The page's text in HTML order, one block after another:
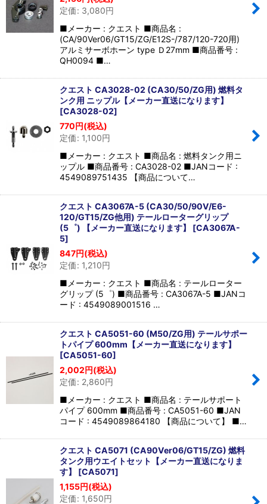
定価: 3,080円
■メーカー : クエスト ■商品名 :
(CA/90Ver06/GT15/ZG/E12S-/787/120-720用)
アルミサーボホーン type Ｄ27mm ■商品番号 :
QH0094 ■…
クエスト CA3028-02 (CA30/50/ZG用) 燃料タ
ンク用 ニップル【メーカー直送になります】
[CA3028-02]
770円(税込)
定価: 1,100円
■メーカー : クエスト ■商品名 : 燃料タンク用ニ
ップル ■商品番号 : CA3028-02 ■JANコード :
4549089751435 【商品について…
クエスト CA3067A-5 (CA30/50/90V/E6-
120/GT15/ZG他用) テールローターグリップ
(5゜) 【メーカー直送になります】
[CA3067A-
5]
847円(税込)
定価: 1,210円
■メーカー : クエスト ■商品名 : テールローター
グリップ (5゜) ■商品番号 : CA3067A-5 ■JANコ
ード : 4549089001516 …
クエスト CA5051-60 (M50/ZG用) テールサポー
トパイプ 600mm【メーカー直送になります】
[CA5051-60]
2,002円(税込)
定価: 2,860円
■メーカー : クエスト ■商品名 : テールサポート
パイプ 600mm ■商品番号 : CA5051-60 ■JAN
コード : 4549089864180 【商品について】 ■…
クエスト CA5071 (CA90Ver06/GT15/ZG) 燃料
タンク用ウエイトセット【メーカー直送になりま
す】 [CA5071]
1,155円(税込)
定価: 1,650円